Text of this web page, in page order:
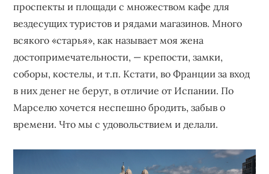
проспекты и площади с множеством кафе для
вездесущих туристов и рядами магазинов. Много
всякого «старья», как называет моя жена
достопримечательности, — крепости, замки,
соборы, костелы, и т.п. Кстати, во Франции за вход
в них денег не берут, в отличие от Испании. По
Марселю хочется неспешно бродить, забыв о
времени. Что мы с удовольствием и делали.